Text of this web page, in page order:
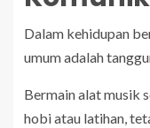
Dalam kehidupan
umum adalah
Bermain alat musik
hobi atau latihan,